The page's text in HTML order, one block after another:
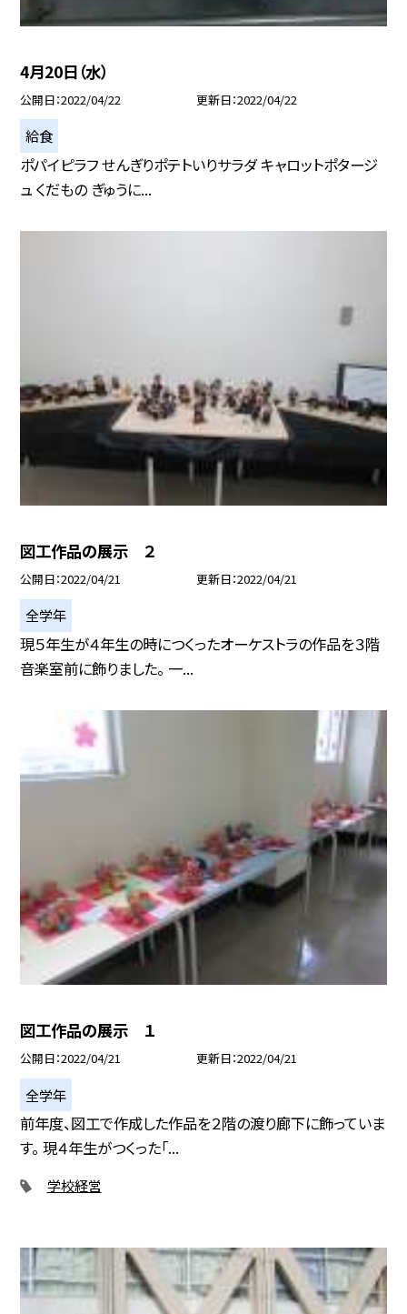
4月20日（水）
公開日 2022/04/22 更新日 2022/04/22
給食
ポパイピラフ せんぎりポテトいりサラダ キャロットポタージ
ュ くだもの ぎゅうに...
図工作品の展示 ２
公開日 2022/04/21 更新日 2022/04/21
全学年
現５年生が４年生の時につくったオーケストラの作品を３階
音楽室前に飾りました。 一...
図工作品の展示 １
公開日 2022/04/21 更新日 2022/04/21
全学年
前年度、図工で作成した作品を２階の渡り廊下に飾っていま
す。 現４年生がつくった「...
学校経営